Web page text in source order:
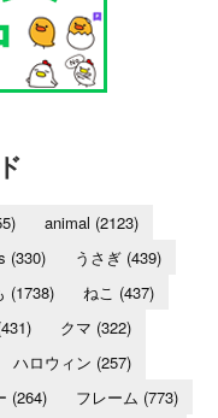
animal (2123)
(330) うさぎ (439)
(1738) ねこ (437)
クマ (322)
ハロウィン (257)
(264) フレーム (773)